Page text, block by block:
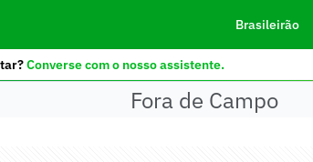
Brasileirão
Converse com o nosso assistente.
Fora de Campo